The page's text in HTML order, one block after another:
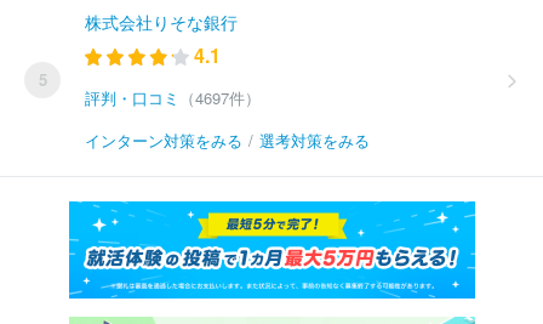
5
株式会社りそな銀行
4.1
評判・口コミ
（4697件）
インターン対策をみる / 選考対策をみる